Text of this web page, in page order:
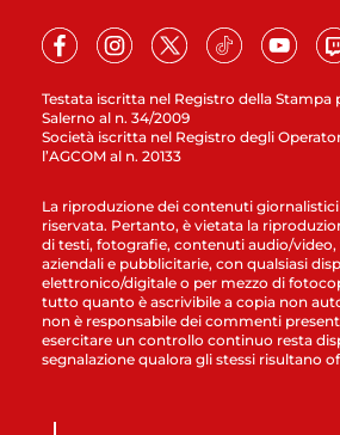
Testata iscritta nel Registro della Stampa
Salerno al n. 34/2009
Società iscritta nel Registro degli
l’AGCOM al n. 20133
La riproduzione dei contenuti giornalistici
riservata. Pertanto, è vietata la
di testi, fotografie, contenuti audio/
aziendali e pubblicitarie, con qualsiasi
elettronico/digitale o per mezzo di
tutto quanto è ascrivibile a copia non
non è responsabile dei commenti
esercitare un controllo continuo resta
segnalazione qualora gli stessi risultano